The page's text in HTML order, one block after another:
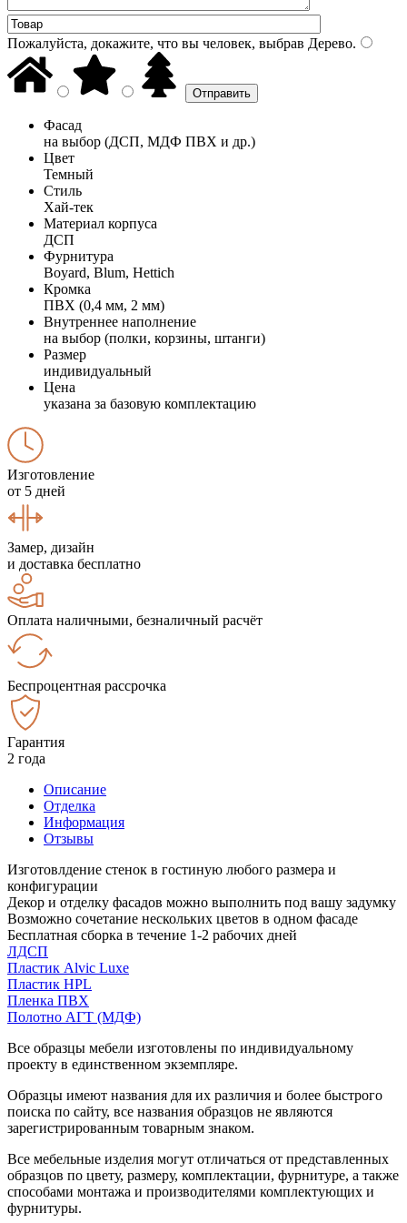
Пожалуйста, докажите, что вы человек, выбрав Дерево.
Фасад
на выбор (ДСП, МДФ ПВХ и др.)
Цвет
Темный
Стиль
Хай-тек
Материал корпуса
ДСП
Фурнитура
Boyard, Blum, Hettich
Кромка
ПВХ (0,4 мм, 2 мм)
Внутреннее наполнение
на выбор (полки, корзины, штанги)
Размер
индивидуальный
Цена
указана за базовую комплектацию
Изготовление
от 5 дней
Замер, дизайн
и доставка бесплатно
Оплата наличными, безналичный расчёт
Беспроцентная рассрочка
Гарантия
2 года
Описание
Отделка
Информация
Отзывы
Изготовлдение стенок в гостиную любого размера и
конфигурации
Декор и отделку фасадов можно выполнить под вашу задумку
Возможно сочетание нескольких цветов в одном фасаде
Бесплатная сборка в течение 1-2 рабочих дней
ЛДСП
Пластик Alvic Luxe
Пластик HPL
Пленка ПВХ
Полотно АГТ (МДФ)
Все образцы мебели изготовлены по индивидуальному
проекту в единственном экземпляре.
Образцы имеют названия для их различия и более быстрого
поиска по сайту, все названия образцов не являются
зарегистрированным товарным знаком.
Все мебельные изделия могут отличаться от представленных
образцов по цвету, размеру, комплектации, фурнитуре, а также
способами монтажа и производителями комплектующих и
фурнитуры.